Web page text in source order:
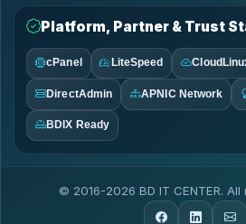
Platform, Partner & Trust
cPanel LiteSpeed
DirectAdmin APNIC Network
BDIX Ready
© 2016-2026 BD IT CENTER.